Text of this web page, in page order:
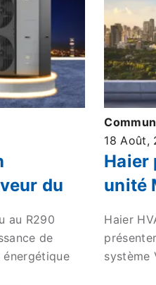
du
au R290
de
18 Août,
Haier
unité
Haier
système